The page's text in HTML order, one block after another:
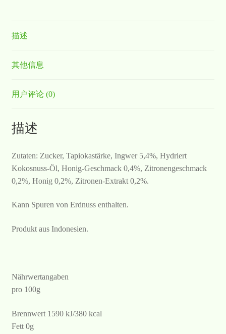
描述
其他信息
用户评论 (0)
描述
Zutaten: Zucker, Tapiokastärke, Ingwer 5,4%, Hydriert
Kokosnuss-Öl, Honig-Geschmack 0,4%, Zitronengeschmack
0,2%, Honig 0,2%, Zitronen-Extrakt 0,2%.
Kann Spuren von Erdnuss enthalten.
Produkt aus Indonesien.
Nährwertangaben
pro 100g
Brennwert 1590 kJ/380 kcal
Fett 0g